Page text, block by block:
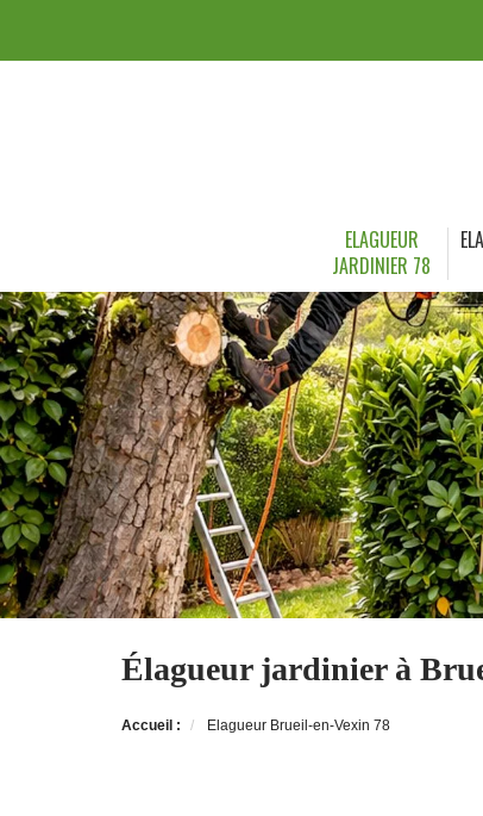
ELAGUEUR
JARDINIER 78
Élagueur jardinier à
Accueil : Elagueur Brueil-en-Vexin 78